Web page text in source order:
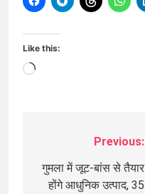
Like this:
Loading…
navigation
Previous:
गुमला में जूट-बांस से तैयार
होंगे आधुनिक उत्पाद, 35